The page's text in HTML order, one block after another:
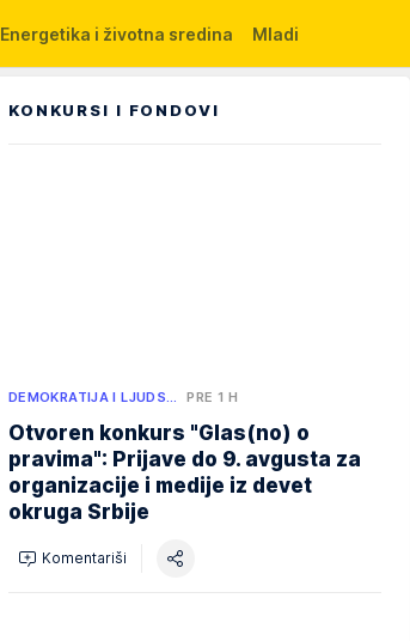
Energetika i životna sredina Mladi
KONKURSI I FONDOVI
DEMOKRATIJA I LJUDS… PRE 1 H
Otvoren konkurs "Glas(no) o
pravima": Prijave do 9. avgusta za
organizacije i medije iz devet
okruga Srbije
Komentariši